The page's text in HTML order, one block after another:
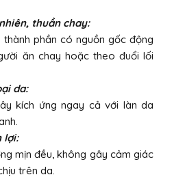
thuần chay:
phần có nguồn gốc động
ăn chay hoặc theo đuổi lối
da:
kích ứng ngay cả với làn da
lợi:
mịn đều, không gây cảm giác
trên da.